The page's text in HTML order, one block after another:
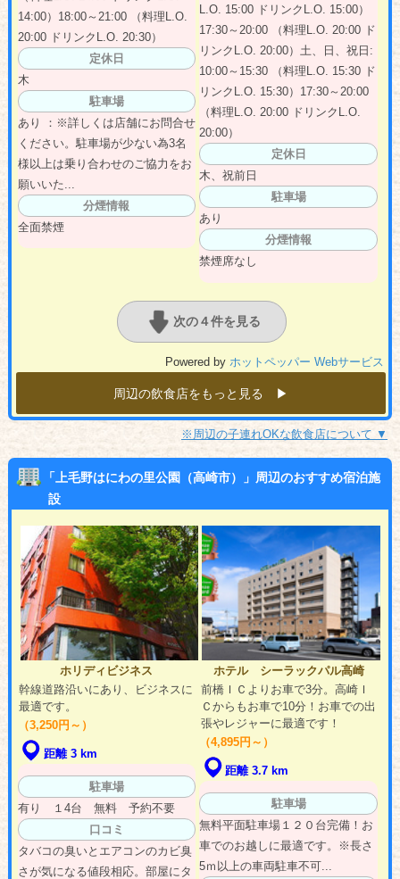
14:00）18:00～21:00 （料理L.O.
20:00 ドリンクL.O. 20:30）
定休日
木
駐車場
あり ：※詳しくは店舗にお問合せ
ください。駐車場が少ない為3名
様以上は乗り合わせのご協力をお
願いいた...
分煙情報
全面禁煙
L.O. 15:00 ドリンクL.O. 15:00）
17:30～20:00 （料理L.O. 20:00 ド
リンクL.O. 20:00）土、日、祝日:
10:00～15:30 （料理L.O. 15:30 ド
リンクL.O. 15:30）17:30～20:00
（料理L.O. 20:00 ドリンクL.O.
20:00）
定休日
木、祝前日
駐車場
あり
分煙情報
禁煙席なし
次の４件を見る
Powered byホットペッパー Webサービス
周辺の飲食店をもっと見る ▶︎
※周辺の子連れOKな飲食店について ▼
「上毛野はにわの里公園（高崎市）」周辺のおすすめ宿泊施
設
ホリディビジネス
幹線道路沿いにあり、ビジネスに
最適です。
（3,250円～）
距離 3 km
駐車場
有り １4台 無料 予約不要
口コミ
タバコの臭いとエアコンのカビ臭
さが気になる値段相応。部屋にタ
ホテル シーラックパル高崎
前橋ＩＣよりお車で3分。高崎Ｉ
Ｃからもお車で10分！お車での出
張やレジャーに最適です！
（4,895円～）
距離 3.7 km
駐車場
無料平面駐車場１２０台完備！お
車でのお越しに最適です。※長さ
5ｍ以上の車両駐車不可...